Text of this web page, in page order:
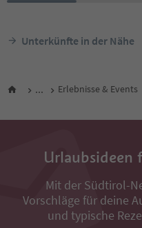
Unterkünfte in der Nähe
... Erlebnisse & Events
Urlaubsideen
Mit der Südtirol-
Vorschläge für deine
und typische